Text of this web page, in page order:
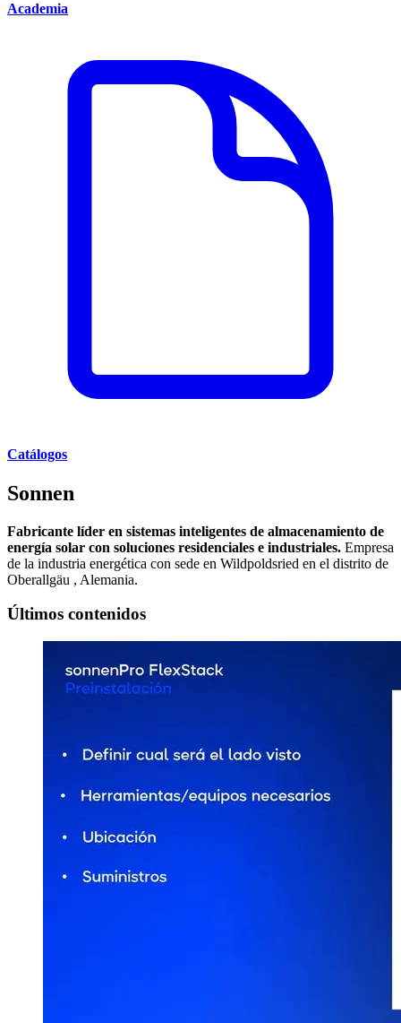
Academia
Catálogos
Sonnen
Fabricante líder en sistemas inteligentes de almacenamiento de
energía solar con soluciones residenciales e industriales. Empresa
de la industria energética con sede en Wildpoldsried en el distrito de
Oberallgäu , Alemania.
Últimos contenidos